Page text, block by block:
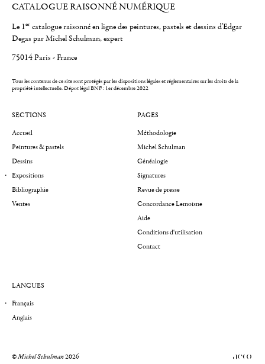
CATALOGUE RAISONNÉ NUMÉRIQUE
Le 1er catalogue raisonné en ligne des peintures, pastels et dessins d'Edgar
Degas par Michel Schulman, expert
75014 Paris - France
Tous les contenus de ce site sont protégés par les dispositions légales et réglementaires sur les droits de la
propriété intellectuelle.Dépot légal BNF : 1er décembre 2022
SECTIONS
Accueil
Peintures & pastels
Dessins
Expositions
Bibliographie
Ventes
PAGES
Méthodologie
Michel Schulman
Généalogie
Signatures
Revue de presse
Concordance Lemoisne
Aide
Conditions d'utilisation
Contact
LANGUES
Français
Anglais
©Michel Schulman2026